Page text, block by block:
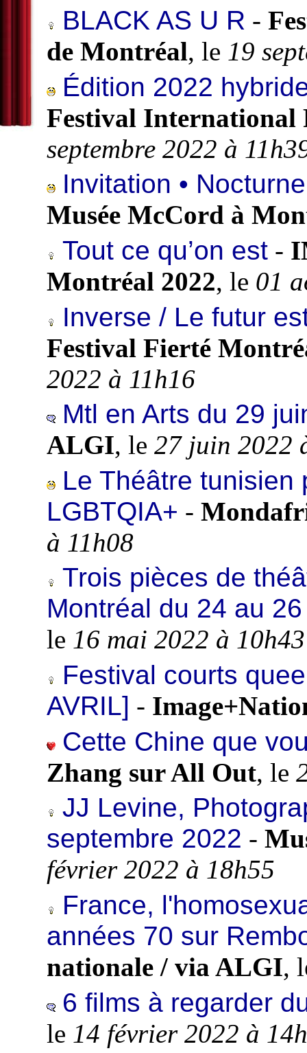
BLACK AS U R -
de Montréal, le 19
Édition 2022
Festival International
septembre 2022 à
Invitation •
Musée McCord à
Tout ce qu’on est -
Montréal 2022, le 01
Inverse / Le futur
Festival Fierté
2022 à 11h16
Mtl en Arts du 29
ALGI, le 27 juin 2022
Le Théâtre tunisien
LGBTQIA+ -
à 11h08
Trois pièces de
Montréal du 24 au
le 16 mai 2022 à 10h43
Festival courts
AVRIL] -
Cette Chine que
Zhang sur All Out, le
JJ Levine,
septembre 2022 -
février 2022 à 18h55
France,
années 70 sur
nationale / via ALGI,
6 films à regarder
le 14 février 2022 à